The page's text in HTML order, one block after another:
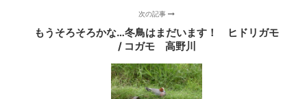
次の記事
もうそろそろかな…冬鳥はまだいます！ ヒドリガモ
/ コガモ 高野川